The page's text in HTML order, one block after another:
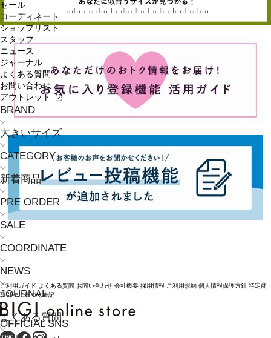
セール
コーディネート
ショップリスト
スタッフ
ニュース
ジャーナル
よくある質問
お問い合わせ
アウトレット
BRAND
大きいサイズ
CATEGORY
新着商品
PRE ORDER
SALE
COORDINATE
NEWS
JOURNAL
よくある質問
ご利用ガイド よくある質問 お問い合わせ 会社概要 採用情報 ご利用規約 個人情報保護方針 特定商
取引法に基づく表記
OFFICIAL SNS